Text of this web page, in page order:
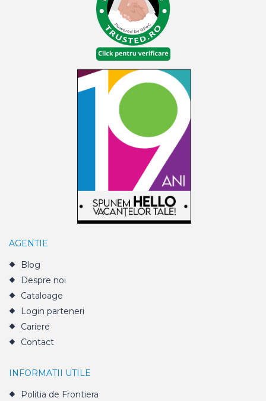
AGENTIE
Blog
Despre noi
Cataloage
Login parteneri
Cariere
Contact
INFORMATII UTILE
Politia de Frontiera